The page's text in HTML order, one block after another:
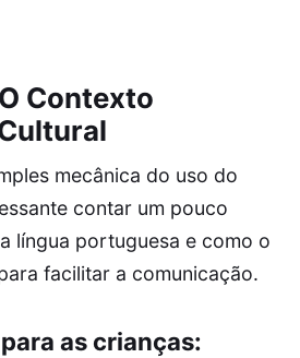
Contexto
mecânica do uso do
contar um pouco
língua portuguesa e como o
facilitar a comunicação.
as crianças: